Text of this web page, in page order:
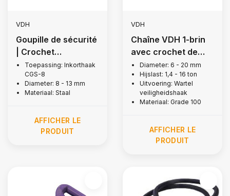
VDH
Goupille de sécurité
| Crochet
réducteur, Grade
80
Toepassing: Inkorthaak
CGS-8
Diameter: 8 - 13 mm
Materiaal: Staal
AFFICHER LE
PRODUIT
VDH
Chaîne VDH 1-brin
avec crochet de
levage pivotant
avec verrou de
sécurité, Grade 100
Diameter: 6 - 20 mm
Hijslast: 1,4 - 16 ton
Uitvoering: Wartel
veiligheidshaak
Materiaal: Grade 100
AFFICHER LE
PRODUIT